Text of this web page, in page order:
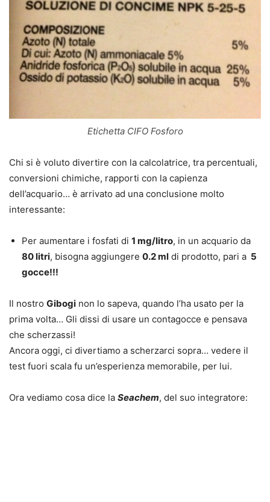
Etichetta CIFO Fosforo
Chi si è voluto divertire con la calcolatrice, tra percentuali,
conversioni chimiche, rapporti con la capienza
dell’acquario… è arrivato ad una conclusione molto
interessante:
Per aumentare i fosfati di 1 mg/litro, in un acquario da
80 litri, bisogna aggiungere 0.2 ml di prodotto, pari a 5
gocce!!!
Il nostro Gibogi non lo sapeva, quando l’ha usato per la
prima volta… Gli dissi di usare un contagocce e pensava
che scherzassi!
Ancora oggi, ci divertiamo a scherzarci sopra… vedere il
test fuori scala fu un’esperienza memorabile, per lui.
Ora vediamo cosa dice la Seachem, del suo integratore: